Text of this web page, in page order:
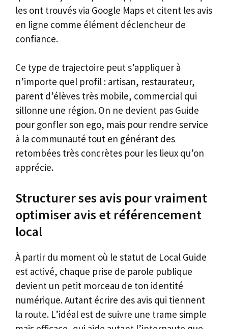
les ont trouvés via Google Maps et citent les avis
en ligne comme élément déclencheur de
confiance.
Ce type de trajectoire peut s’appliquer à
n’importe quel profil : artisan, restaurateur,
parent d’élèves très mobile, commercial qui
sillonne une région. On ne devient pas Guide
pour gonfler son ego, mais pour rendre service
à la communauté tout en générant des
retombées très concrètes pour les lieux qu’on
apprécie.
Structurer ses avis pour vraiment
optimiser avis et référencement
local
À partir du moment où le statut de Local Guide
est activé, chaque prise de parole publique
devient un petit morceau de ton identité
numérique. Autant écrire des avis qui tiennent
la route. L’idéal est de suivre une trame simple